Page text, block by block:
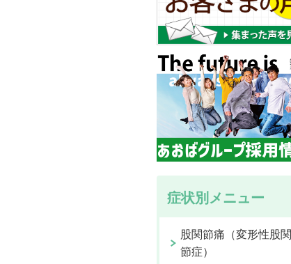
症状別メニュー
股関節痛（変形性股関
節症）